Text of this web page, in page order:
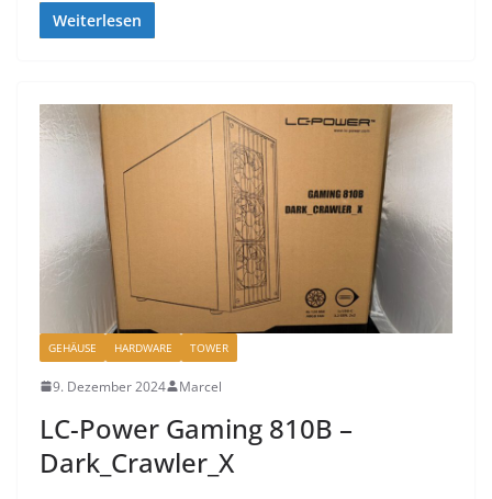
Weiterlesen
GEHÄUSE HARDWARE TOWER
9. Dezember 2024 Marcel
LC-Power Gaming 810B –
Dark_Crawler_X